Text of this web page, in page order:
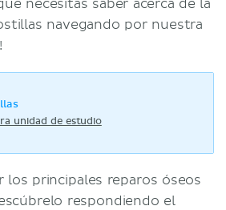
necesitas saber acerca de la
navegando por nuestra
unidad de estudio
los principales reparos óseos
respondiendo el